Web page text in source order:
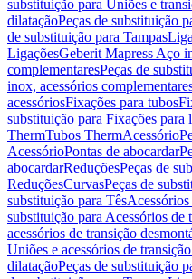
substituição para Uniões e
dilataçãoPeças de substituição
de substituição para Tampas
LigaçõesGeberit Mapress Aço
complementaresPeças de
inox, acessórios
acessóriosFixações para tubos
substituição para Fixações para
ThermTubos ThermAcessório
AcessórioPontas de abocardar
abocardarReduçõesPeças de
ReduçõesCurvasPeças de
substituição para Tês
substituição para Acessórios de
acessórios de transição
Uniões e acessórios de
dilataçãoPeças de substituição